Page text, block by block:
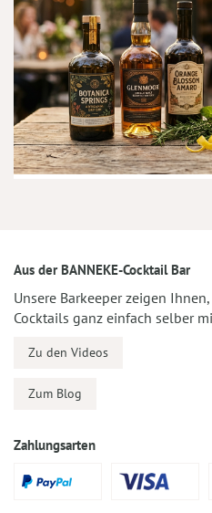
Aus der BANNEKE-Cocktail Bar
Unsere Barkeeper zeigen
Cocktails ganz einfach selber
Zu den Videos
Zum Blog
Zahlungsarten